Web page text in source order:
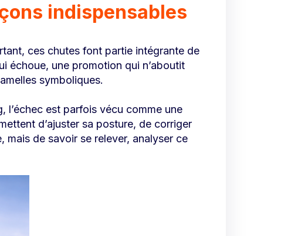
indispensables
ces chutes font partie intégrante de
échoue, une promotion qui n’aboutit
symboliques.
l’échec est parfois vécu comme une
d’ajuster sa posture, de corriger
mais de savoir se relever, analyser ce